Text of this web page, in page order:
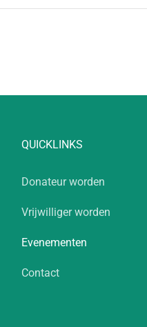
QUICKLINKS
Donateur worden
Vrijwilliger worden
Evenementen
Contact